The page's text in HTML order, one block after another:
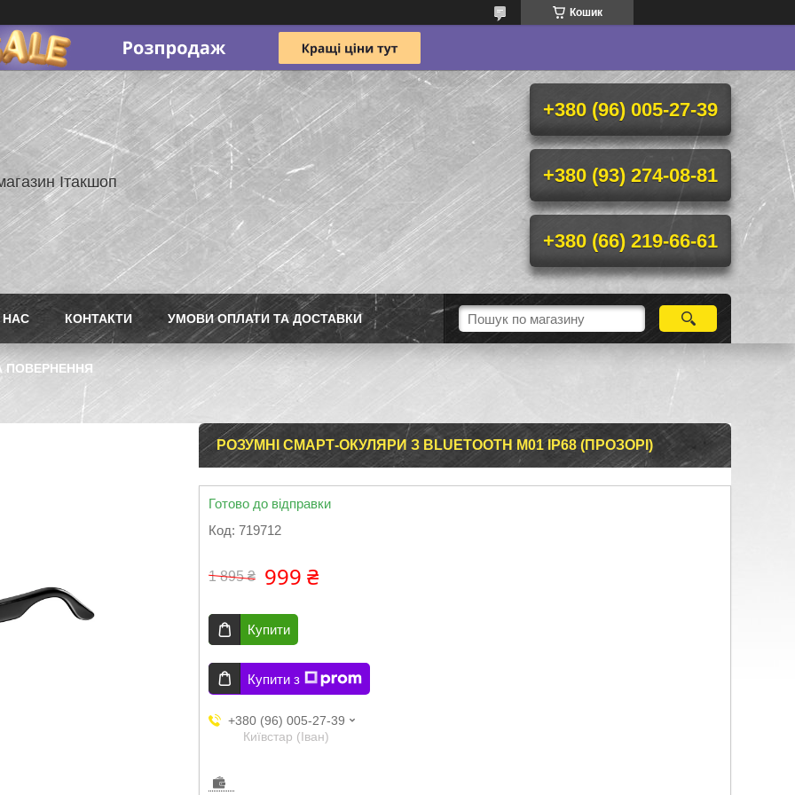
Кошик
Ітакшоп
+380 (96) 005-27-39
+380 (93) 274-08-81
+380 (66) 219-66-61
НАС КОНТАКТИ УМОВИ ОПЛАТИ ТА ДОСТАВКИ
ПОВЕРНЕННЯ
РОЗУМНІ СМАРТ-ОКУЛЯРИ З BLUETOOTH M01 IP68 (ПРОЗОРІ)
Готово до відправки
Код: 719712
1 895 ₴ 999 ₴
Купити
Купити з
+380 (96) 005-27-39
Київстар (Іван)